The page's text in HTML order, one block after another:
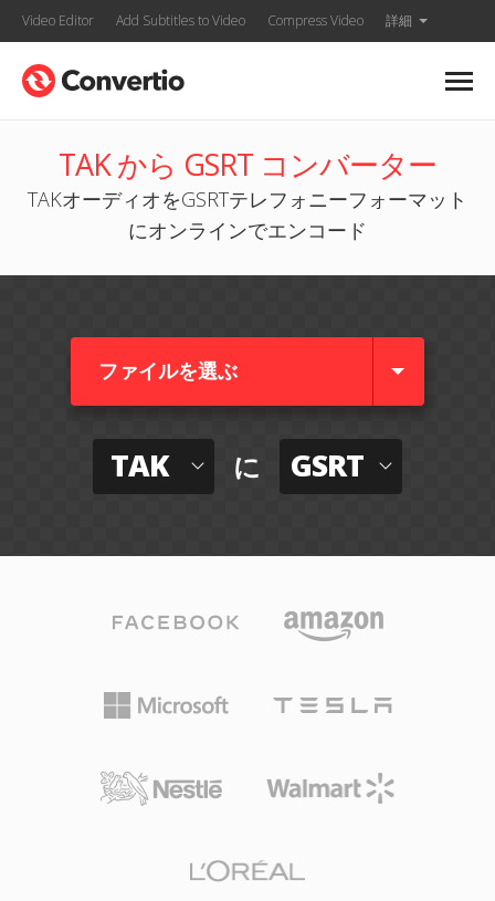
Video Editor Add Subtitles to Video Compress Video 詳細
TAK から GSRT コンバーター
TAKオーディオをGSRTテレフォニーフォーマット
にオンラインでエンコード
ファイルを選ぶ
TAK に GSRT